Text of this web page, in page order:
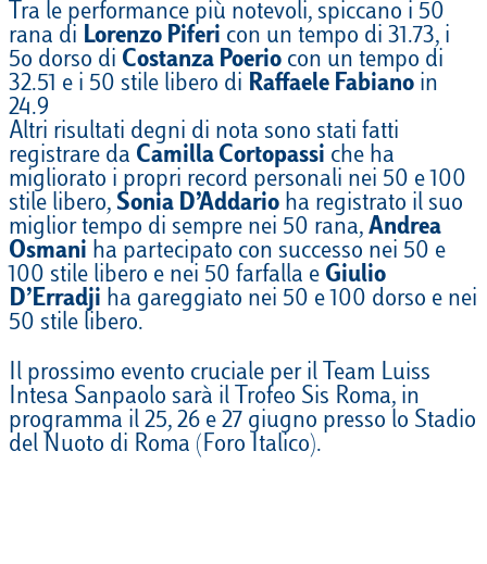
Tra le performance più notevoli, spiccano i 50
rana di Lorenzo Piferi con un tempo di 31.73, i
5o dorso di Costanza Poerio con un tempo di
32.51 e i 50 stile libero di Raffaele Fabiano in
24.9
Altri risultati degni di nota sono stati fatti
registrare da Camilla Cortopassi che ha
migliorato i propri record personali nei 50 e 100
stile libero, Sonia D’Addario ha registrato il suo
miglior tempo di sempre nei 50 rana, Andrea
Osmani ha partecipato con successo nei 50 e
100 stile libero e nei 50 farfalla e Giulio
D’Erradji ha gareggiato nei 50 e 100 dorso e nei
50 stile libero.
Il prossimo evento cruciale per il Team Luiss
Intesa Sanpaolo sarà il Trofeo Sis Roma, in
programma il 25, 26 e 27 giugno presso lo Stadio
del Nuoto di Roma (Foro Italico).